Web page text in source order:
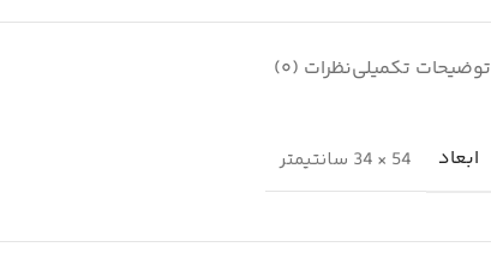
توضیحات تکمیلینظرات (0)
ابعاد 54 × 34 سانتیمتر